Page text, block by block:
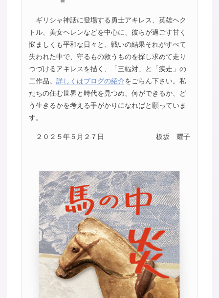
ギリシャ神話に登場する勇士アキレス、英雄ヘク
トル、美女ヘレンなどを中心に、彼らが過ごす甘く
悩ましくも平和な日々と、戦いの結果それがすべて
失われた中で、守るもの救うものを探し求めて走り
つづけるアキレスを描く、「三幅対」と「疾走」の
二作品。 詳しくはブログの紹介をごらん下さい。私
たちの住む世界と時代を見つめ、何ができるか、ど
う生きるかを考える手がかりになればと願っていま
す。
２０２５年５月２７日 板坂 耀子